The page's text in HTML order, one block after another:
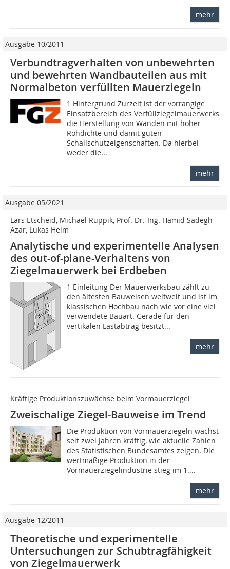
mehr
Ausgabe 10/2011
Verbundtragverhalten von unbewehrten
und bewehrten Wandbauteilen aus mit
Normalbeton verfüllten Mauerziegeln
1 Hintergrund Zurzeit ist der vorrangige
Einsatzbereich des Verfüllziegelmauerwerks
die Herstellung von Wänden mit hoher
Rohdichte und damit guten
Schallschutzeigenschaften. Da hierbei
weder die...
mehr
Ausgabe 05/2021
Lars Etscheid, Michael Ruppik, Prof. Dr.-Ing. Hamid Sadegh-
Azar, Lukas Helm
Analytische und experimentelle Analysen
des out-of-plane-Verhaltens von
Ziegelmauerwerk bei Erdbeben
1 Einleitung Der Mauerwerksbau zählt zu
den ältesten Bauweisen weltweit und ist im
klassischen Hochbau nach wie vor eine viel
verwendete Bauart. Gerade für den
vertikalen Lastabtrag besitzt...
mehr
Kräftige Produktionszuwächse beim Vormauerziegel
Zweischalige Ziegel-Bauweise im Trend
Die Produktion von Vormauerziegeln wächst
seit zwei Jahren kräftig, wie aktuelle Zahlen
des Statistischen Bundesamtes zeigen. Die
wertmäßige Produktion in der
Vormauerziegelindustrie stieg im 1....
mehr
Ausgabe 12/2011
Theoretische und experimentelle
Untersuchungen zur Schubtragfähigkeit
von Ziegelmauerwerk